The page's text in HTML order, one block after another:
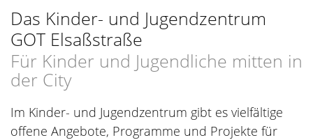
Das Kinder- und Jugendzentrum
GOT Elsaßstraße
Für Kinder und Jugendliche mitten in
der City
Im Kinder- und Jugendzentrum gibt es vielfältige
offene Angebote, Programme und Projekte für